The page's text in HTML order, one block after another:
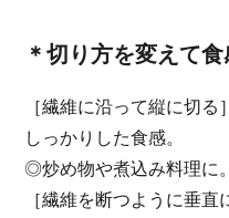
＊切り方を変えて食
［繊維に沿って縦に切る］
しっかりした食感。
◎炒め物や煮込み料理に。
［繊維を断つように垂直